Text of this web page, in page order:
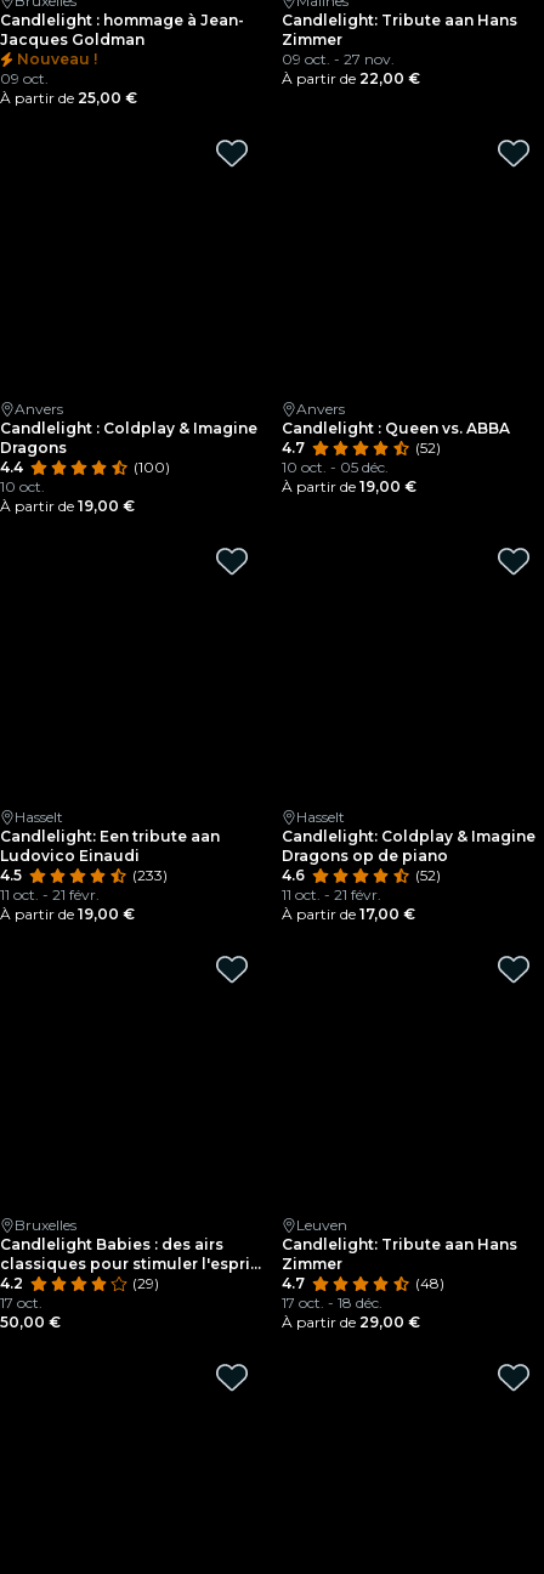
Candlelight : hommage à Jean-
Jacques Goldman
Nouveau !
09 oct.
À partir de 25,00 €
Candlelight: Tribute aan Hans
Zimmer
09 oct. - 27 nov.
À partir de 22,00 €
Anvers
Candlelight : Coldplay & Imagine
Dragons
4.4
(100)
10 oct.
À partir de 19,00 €
Anvers
Candlelight : Queen vs. ABBA
4.7
(52)
10 oct. - 05 déc.
À partir de 19,00 €
Hasselt
Candlelight: Een tribute aan
Ludovico Einaudi
4.5
(233)
11 oct. - 21 févr.
À partir de 19,00 €
Hasselt
Candlelight: Coldplay & Imagine
Dragons op de piano
4.6
(52)
11 oct. - 21 févr.
À partir de 17,00 €
Bruxelles
Candlelight Babies : des airs
classiques pour stimuler l'esprit
des bébés
4.2
(29)
17 oct.
50,00 €
Leuven
Candlelight: Tribute aan Hans
Zimmer
4.7
(48)
17 oct. - 18 déc.
À partir de 29,00 €